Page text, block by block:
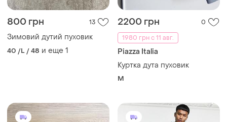
800 грн 13
Зимовий дутий пуховик
40 /L / 48 и еще 1
2200 грн
0
1980 грн с 11 авг.
Piazza Italia
Куртка дута пуховик
M